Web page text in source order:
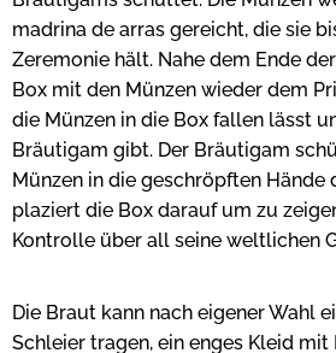
madrina de arras gereicht, die sie
Zeremonie hält. Nahe dem Ende
Box mit den Münzen wieder dem
die Münzen in die Box fallen lässt
Bräutigam gibt. Der Bräutigam
Münzen in die geschröpften Hände
plaziert die Box darauf um zu
Kontrolle über all seine weltlichen
Die Braut kann nach eigener Wahl
Schleier tragen, ein enges Kleid